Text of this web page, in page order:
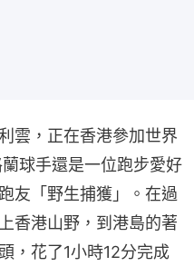
雲，正在香港參加世界
球手還是一位跑步愛好
友「野生捕獲」。在過
香港山野，到港島的著
，花了1小時12分完成